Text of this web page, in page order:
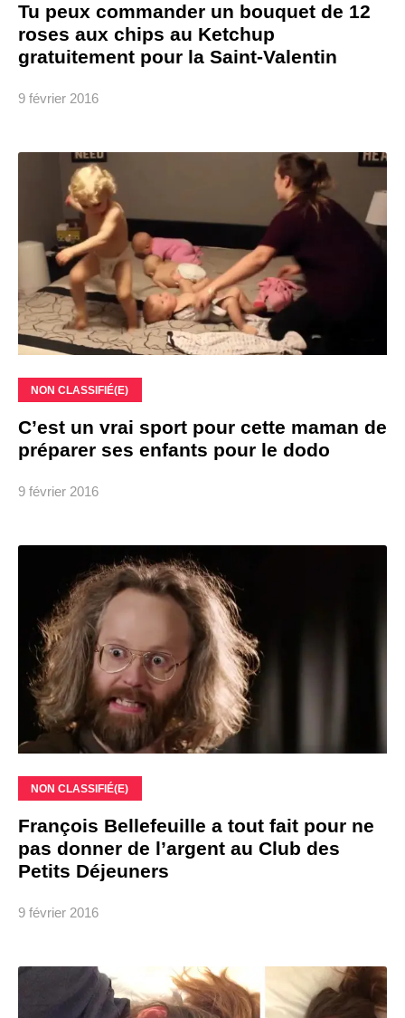
Tu peux commander un bouquet de 12
roses aux chips au Ketchup
gratuitement pour la Saint-Valentin
9 février 2016
NON CLASSIFIÉ(E)
C’est un vrai sport pour cette maman de
préparer ses enfants pour le dodo
9 février 2016
NON CLASSIFIÉ(E)
François Bellefeuille a tout fait pour ne
pas donner de l’argent au Club des
Petits Déjeuners
9 février 2016